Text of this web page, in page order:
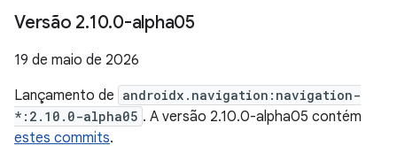
Versão 2.10.0-alpha05
19 de maio de 2026
Lançamento de androidx.navigation:navigation-
*:2.10.0-alpha05 . A versão 2.10.0-alpha05 contém
estes commits.